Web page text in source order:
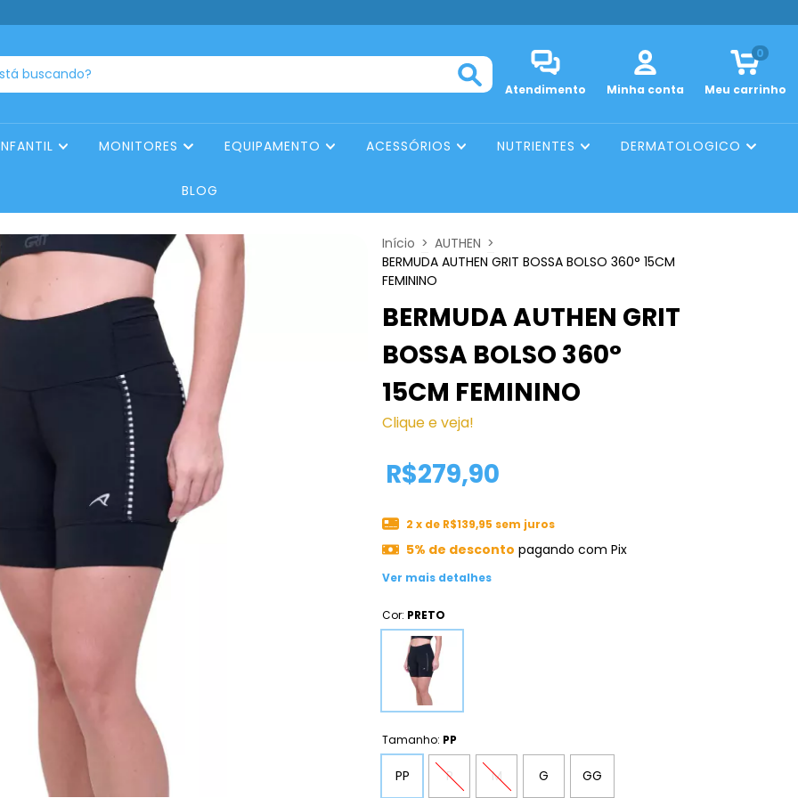
Atendimento Minha conta Meu carrinho
0
MONITORES EQUIPAMENTO ACESSÓRIOS NUTRIENTES DERMATOLOGICO
BLOG
Início > AUTHEN >
BERMUDA AUTHEN GRIT BOSSA BOLSO 360° 15CM
FEMININO
BERMUDA AUTHEN GRIT
BOSSA BOLSO 360°
15CM FEMININO
Clique e veja!
R$279,90
2 x de R$139,95 sem juros
5% de desconto pagando com Pix
Ver mais detalhes
Cor: PRETO
Tamanho: PP
PP P M G GG